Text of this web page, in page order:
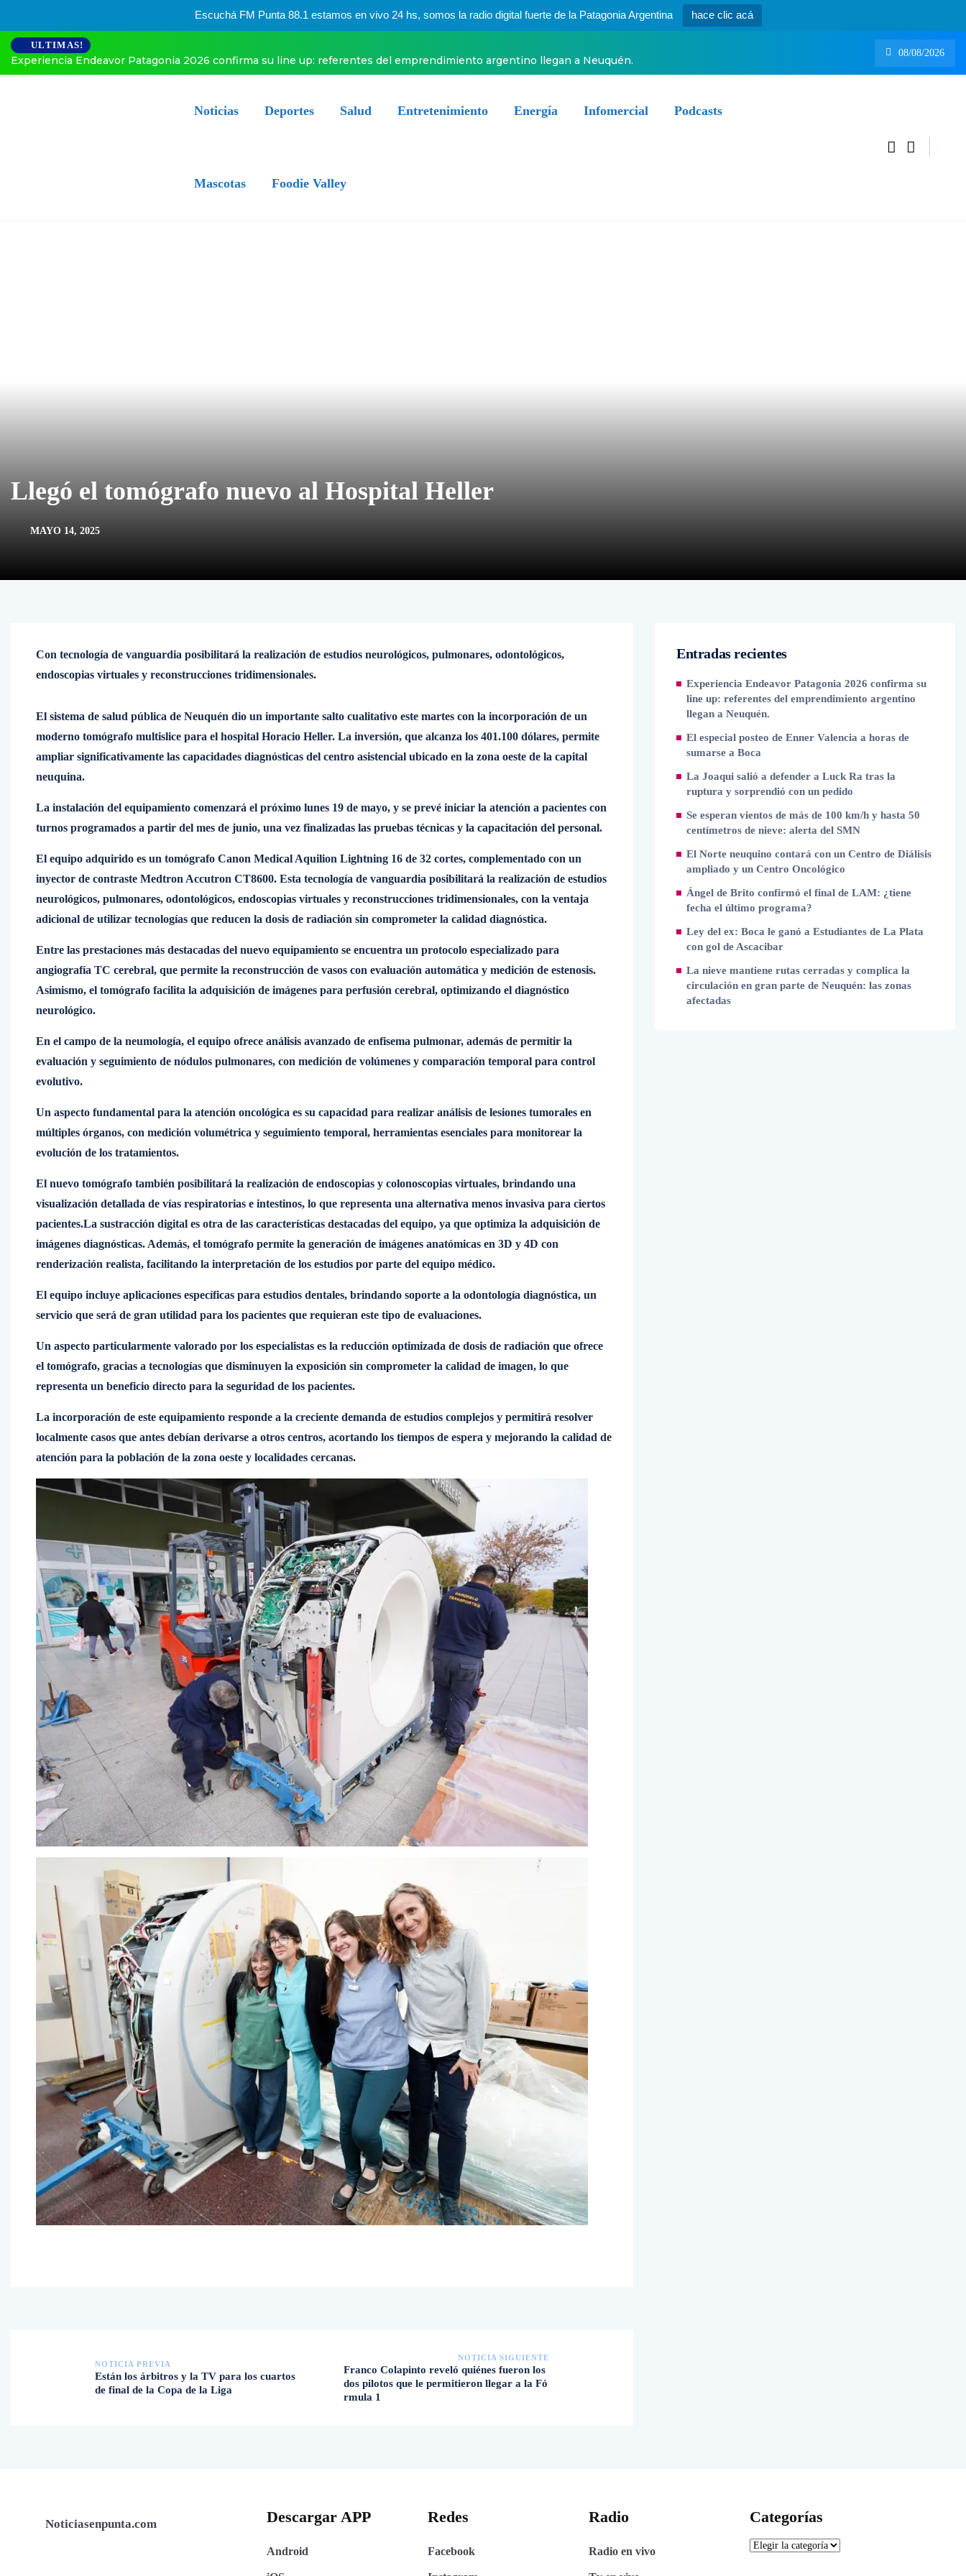
Escuchá FM Punta 88.1 estamos en vivo 24 hs, somos la radio digital fuerte de la Patagonia Argentina hace clic acá
ULTIMAS!
El especial posteo de Enner Valencia a horas de sumarse a Boca
08/08/2026
Noticias Deportes Salud Entretenimiento Energía Infomercial Podcasts
Mascotas Foodie Valley
Llegó el tomógrafo nuevo al Hospital Heller
MAYO 14, 2025
Con tecnología de vanguardia posibilitará la realización de estudios neurológicos, pulmonares, odontológicos,
endoscopias virtuales y reconstrucciones tridimensionales.
El sistema de salud pública de Neuquén dio un importante salto cualitativo este martes con la incorporación de un
moderno tomógrafo multislice para el hospital Horacio Heller. La inversión, que alcanza los 401.100 dólares, permite
ampliar significativamente las capacidades diagnósticas del centro asistencial ubicado en la zona oeste de la capital
neuquina.
La instalación del equipamiento comenzará el próximo lunes 19 de mayo, y se prevé iniciar la atención a pacientes con
turnos programados a partir del mes de junio, una vez finalizadas las pruebas técnicas y la capacitación del personal.
El equipo adquirido es un tomógrafo Canon Medical Aquilion Lightning 16 de 32 cortes, complementado con un
inyector de contraste Medtron Accutron CT8600. Esta tecnología de vanguardia posibilitará la realización de estudios
neurológicos, pulmonares, odontológicos, endoscopias virtuales y reconstrucciones tridimensionales, con la ventaja
adicional de utilizar tecnologías que reducen la dosis de radiación sin comprometer la calidad diagnóstica.
Entre las prestaciones más destacadas del nuevo equipamiento se encuentra un protocolo especializado para
angiografía TC cerebral, que permite la reconstrucción de vasos con evaluación automática y medición de estenosis.
Asimismo, el tomógrafo facilita la adquisición de imágenes para perfusión cerebral, optimizando el diagnóstico
neurológico.
En el campo de la neumología, el equipo ofrece análisis avanzado de enfisema pulmonar, además de permitir la
evaluación y seguimiento de nódulos pulmonares, con medición de volúmenes y comparación temporal para control
evolutivo.
Un aspecto fundamental para la atención oncológica es su capacidad para realizar análisis de lesiones tumorales en
múltiples órganos, con medición volumétrica y seguimiento temporal, herramientas esenciales para monitorear la
evolución de los tratamientos.
El nuevo tomógrafo también posibilitará la realización de endoscopias y colonoscopias virtuales, brindando una
visualización detallada de vías respiratorias e intestinos, lo que representa una alternativa menos invasiva para ciertos
pacientes.La sustracción digital es otra de las características destacadas del equipo, ya que optimiza la adquisición de
imágenes diagnósticas. Además, el tomógrafo permite la generación de imágenes anatómicas en 3D y 4D con
renderización realista, facilitando la interpretación de los estudios por parte del equipo médico.
El equipo incluye aplicaciones específicas para estudios dentales, brindando soporte a la odontología diagnóstica, un
servicio que será de gran utilidad para los pacientes que requieran este tipo de evaluaciones.
Un aspecto particularmente valorado por los especialistas es la reducción optimizada de dosis de radiación que ofrece
el tomógrafo, gracias a tecnologías que disminuyen la exposición sin comprometer la calidad de imagen, lo que
representa un beneficio directo para la seguridad de los pacientes.
La incorporación de este equipamiento responde a la creciente demanda de estudios complejos y permitirá resolver
localmente casos que antes debían derivarse a otros centros, acortando los tiempos de espera y mejorando la calidad de
atención para la población de la zona oeste y localidades cercanas.
NOTICIA PREVIA
Están los árbitros y la TV para los cuartos
de final de la Copa de la Liga
NOTICIA SIGUIENTE
Franco Colapinto reveló quiénes fueron los
dos pilotos que le permitieron llegar a la Fó
rmula 1
Entradas recientes
Experiencia Endeavor Patagonia 2026 confirma su
line up: referentes del emprendimiento argentino
llegan a Neuquén.
El especial posteo de Enner Valencia a horas de
sumarse a Boca
La Joaqui salió a defender a Luck Ra tras la
ruptura y sorprendió con un pedido
Se esperan vientos de más de 100 km/h y hasta 50
centímetros de nieve: alerta del SMN
El Norte neuquino contará con un Centro de Diálisis
ampliado y un Centro Oncológico
Ángel de Brito confirmó el final de LAM: ¿tiene
fecha el último programa?
Ley del ex: Boca le ganó a Estudiantes de La Plata
con gol de Ascacibar
La nieve mantiene rutas cerradas y complica la
circulación en gran parte de Neuquén: las zonas
afectadas
Noticiasenpunta.com Descargar APP
Android
Redes
Facebook
Radio
Radio en vivo
Categorías